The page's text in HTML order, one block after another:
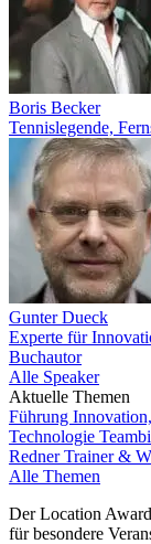
Boris Becker
Tennislegende,
Gunter Dueck
Experte für
Buchautor
Alle Speaker
Aktuelle Themen
Führung
Technologie
RednerTrainer &
Alle Themen
Der Location
für besondere